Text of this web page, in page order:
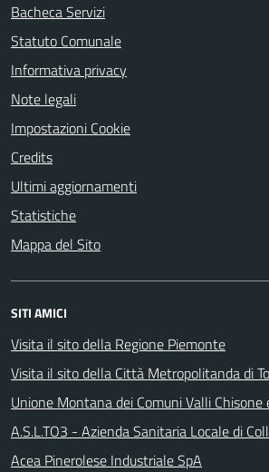
Bacheca Servizi
Statuto Comunale
Informativa privacy
Note legali
Impostazioni Cookie
Credits
Ultimi aggiornamenti
Statistiche
Mappa del Sito
SITI AMICI
Visita il sito della Regione Piemonte
Visita il sito della Città Metropolitanda di
Unione Montana dei Comuni Valli Chisone
A.S.L.TO3 - Azienda Sanitaria Locale di
Acea Pinerolese Industriale SpA